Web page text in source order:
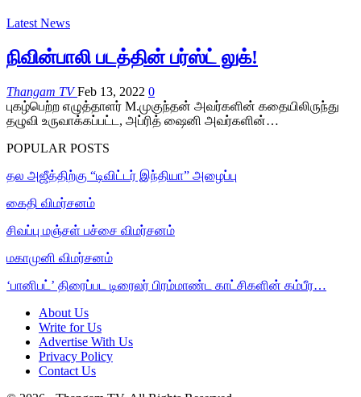
Latest News
நிவின்பாலி படத்தின் பர்ஸ்ட் லுக்!
Thangam TVFeb 13, 2022 0
புகழ்பெற்ற எழுத்தாளர் M.முகுந்தன் அவர்களின் கதையிலிருந்து
தழுவி உருவாக்கப்பட்ட, அப்ரித் ஷைனி அவர்களின்…
POPULAR POSTS
தல அஜீத்திற்கு “டிவிட்டர் இந்தியா” அழைப்பு
கைதி விமர்சனம்
சிவப்பு மஞ்சள் பச்சை விமர்சனம்
மகாமுனி விமர்சனம்
‘பானிபட்’ திரைப்பட டிரைலர் பிரம்மாண்ட காட்சிகளின் கம்பீர…
About Us
Write for Us
Advertise With Us
Privacy Policy
Contact Us